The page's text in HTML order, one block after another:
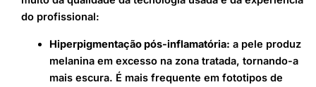
do profissional:
Hiperpigmentação pós-inflamatória: a pele produz
melanina em excesso na zona tratada, tornando-a
mais escura. É mais frequente em fototipos de